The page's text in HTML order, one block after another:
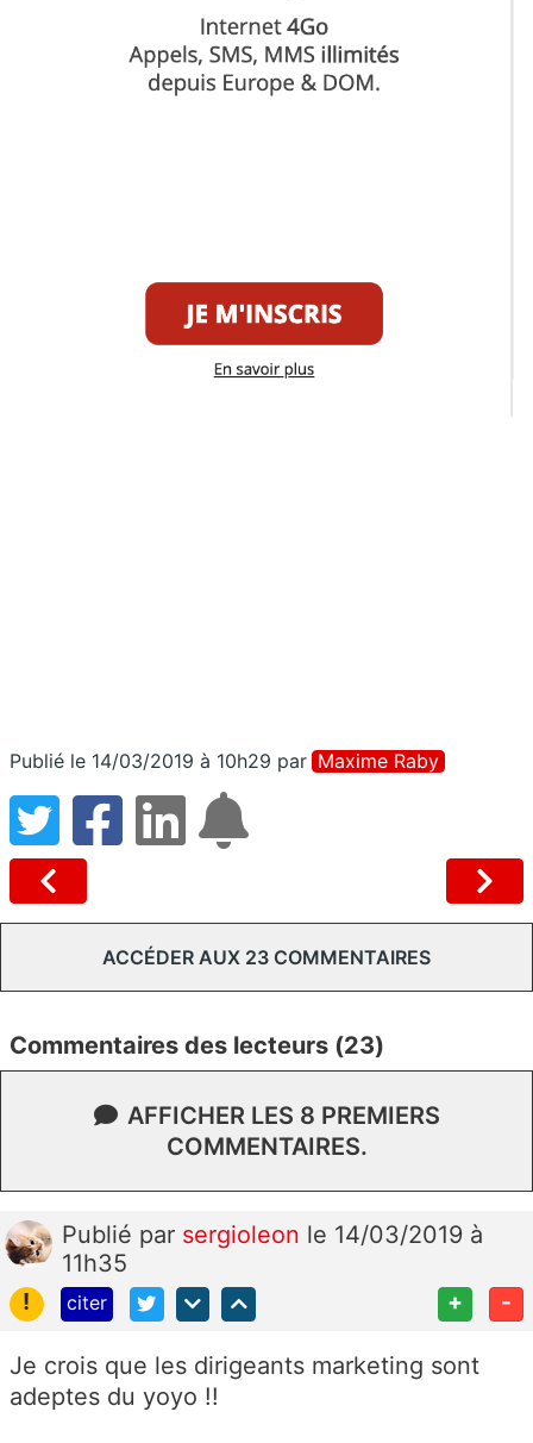
Publié le 14/03/2019 à 10h29 par Maxime Raby
ACCÉDER AUX 23 COMMENTAIRES
Commentaires des lecteurs (23)
AFFICHER LES 8 PREMIERS
COMMENTAIRES.
Publié par sergioleon le 14/03/2019 à
11h35
!
citer + -
Je crois que les dirigeants marketing sont
adeptes du yoyo !!